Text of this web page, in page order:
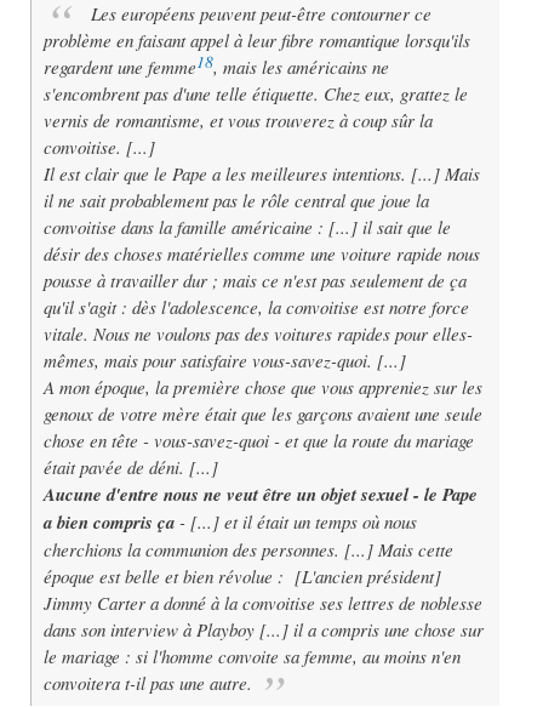
Les européens peuvent peut-être contourner ce
problème en faisant appel à leur fibre romantique lorsqu'ils
regardent une femme18, mais les américains ne
s'encombrent pas d'une telle étiquette. Chez eux, grattez le
vernis de romantisme, et vous trouverez à coup sûr la
convoitise. [...]
Il est clair que le Pape a les meilleures intentions. [...] Mais
il ne sait probablement pas le rôle central que joue la
convoitise dans la famille américaine : [...] il sait que le
désir des choses matérielles comme une voiture rapide nous
pousse à travailler dur ; mais ce n'est pas seulement de ça
qu'il s'agit : dès l'adolescence, la convoitise est notre force
vitale. Nous ne voulons pas des voitures rapides pour elles-
mêmes, mais pour satisfaire vous-savez-quoi. [...]
A mon époque, la première chose que vous appreniez sur les
genoux de votre mère était que les garçons avaient une seule
chose en tête - vous-savez-quoi - et que la route du mariage
était pavée de déni. [...]
Aucune d'entre nous ne veut être un objet sexuel - le Pape
a bien compris ça - [...] et il était un temps où nous
cherchions la communion des personnes. [...] Mais cette
époque est belle et bien révolue : [L'ancien président]
Jimmy Carter a donné à la convoitise ses lettres de noblesse
dans son interview à Playboy [...] il a compris une chose sur
le mariage : si l'homme convoite sa femme, au moins n'en
convoitera t-il pas une autre.